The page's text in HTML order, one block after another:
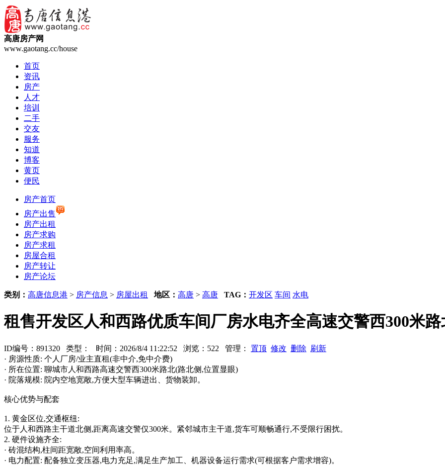
高唐房产网
www.gaotang.cc/house
首页
资讯
房产
人才
培训
二手
交友
服务
知道
博客
黄页
便民
房产首页
房产出售
房产出租
房产求购
房产求租
房屋合租
房产转让
房产论坛
类别： 高唐信息港 > 房产信息 > 房屋出租 地区： 高唐 > 高唐 TAG： 开发区 车间 水电
租售开发区人和西路优质车间厂房水电齐全高速交警西300米路
ID编号：891320 类型： 时间：2026/8/4 11:22:52 浏览：522 管理： 置顶 修改 删除 刷新
· 房源性质: 个人厂房/业主直租(非中介,免中介费)
· 所在位置: 聊城市人和西路高速交警西300米路北(路北侧,位置显眼)
· 院落规模: 院内空地宽敞,方便大型车辆进出、货物装卸。
核心优势与配套
1. 黄金区位,交通枢纽:
位于人和西路主干道北侧,距离高速交警仅300米。紧邻城市主干道,货车可顺畅通行,不受限行困扰。
2. 硬件设施齐全:
· 砖混结构,柱间距宽敞,空间利用率高。
· 电力配置: 配备独立变压器,电力充足,满足生产加工、机器设备运行需求(可根据客户需求增容)。